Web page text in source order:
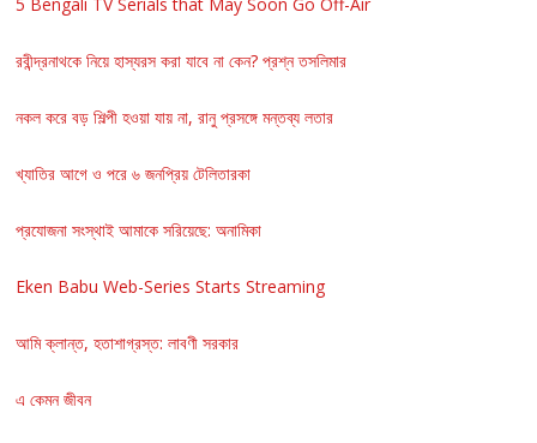
রবীন্দ্রনাথকে নিয়ে হাস্যরস করা যাবে না কেন? প্রশ্ন তসলিমার
নকল করে বড় শিল্পী হওয়া যায় না, রানু প্রসঙ্গে মন্তব্য লতার
খ্যাতির আগে ও পরে ৬ জনপ্রিয় টেলিতারকা
প্রযোজনা সংস্থাই আমাকে সরিয়েছে: অনামিকা
Eken Babu Web-Series Starts Streaming
আমি ক্লান্ত, হতাশাগ্রস্ত: লাবণী সরকার
এ কেমন জীবন